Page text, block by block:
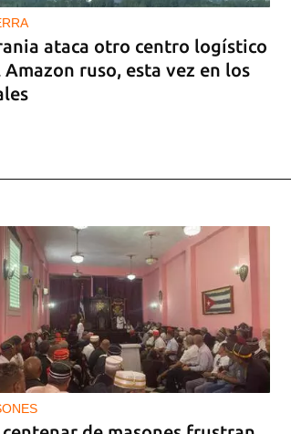
ataca otro centro logístico
Amazon ruso, esta vez en los